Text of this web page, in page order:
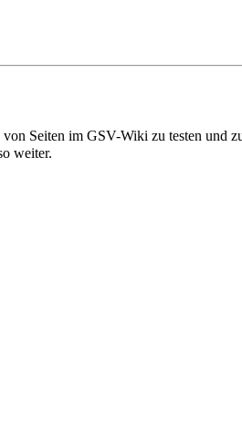
Seiten im GSV-Wiki zu testen
weiter.